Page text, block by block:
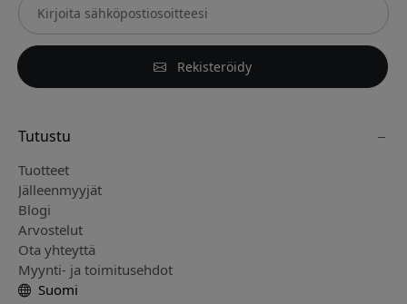
Rekisteröidy
Tutustu
Tuotteet
Jälleenmyyjät
Blogi
Arvostelut
Ota yhteyttä
Myynti- ja toimitusehdot
Suomi